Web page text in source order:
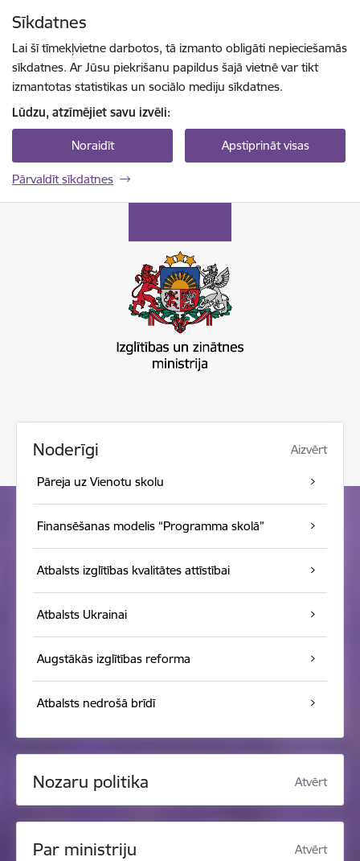
Sīkdatnes
Lai šī tīmekļvietne darbotos, tā izmanto obligāti nepieciešamās
sīkdatnes. Ar Jūsu piekrišanu papildus šajā vietnē var tikt
izmantotas statistikas un sociālo mediju sīkdatnes.
Lūdzu, atzīmējiet savu izvēli:
Noraidīt Apstiprināt visas
Pārvaldīt sīkdatnes
Noderīgi Aizvērt
Pāreja uz Vienotu skolu
Finansēšanas modelis “Programma skolā”
Atbalsts izglītības kvalitātes attīstībai
Atbalsts Ukrainai
Augstākās izglītības reforma
Atbalsts nedrošā brīdī
Nozaru politika Atvērt
Par ministriju Atvērt